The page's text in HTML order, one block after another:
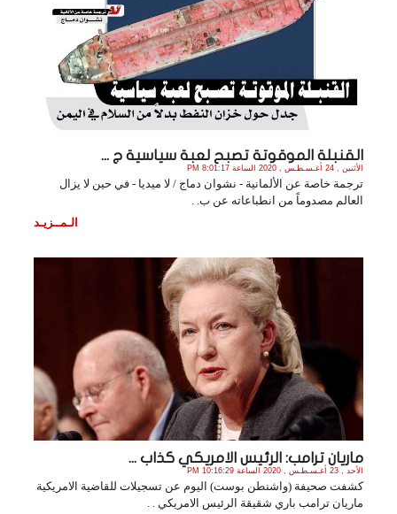
القنبلة الموقوتة تصبح لعبة سياسية ج ...
الأثنين , 24 أغـسـطـس , 2020 الساعة 8:01:17 PM
ترجمة خاصة عن الألمانية - نشوان دماج / لا ميديا - في حين لا يزال
العالم مصدوماً من انطباعاته عن ب. .
الـمــزيـد
ماريان ترامب: الرئيس الامريكي كذاب ...
الأحد , 23 أغـسـطـس , 2020 الساعة 10:16:29 PM
كشفت صحيفة (واشنطن بوست) اليوم عن تسجيلات للقاضية الامريكية
ماريان ترامب باري شقيقة الرئيس الامريكي . .